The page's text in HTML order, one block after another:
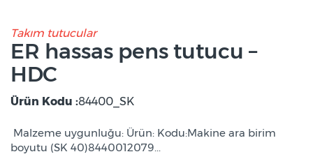
Takım tutucular
ER hassas pens tutucu –
HDC
Ürün Kodu :84400_SK
Malzeme uygunluğu: Ürün: Kodu:Makine ara birim
boyutu (SK 40)8440012079...